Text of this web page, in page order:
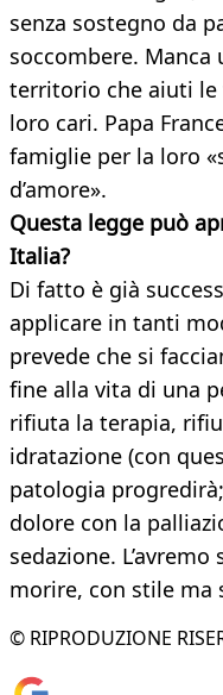
senza sostegno da
soccombere. Manca
territorio che aiuti le
loro cari. Papa
famiglie per la loro
d’amore».
Questa legge può
Italia?
Di fatto è già
applicare in tanti
prevede che si
fine alla vita di una
rifiuta la terapia,
idratazione (con
patologia
dolore con la
sedazione.
morire, con stile ma
© RIPRODUZIONE